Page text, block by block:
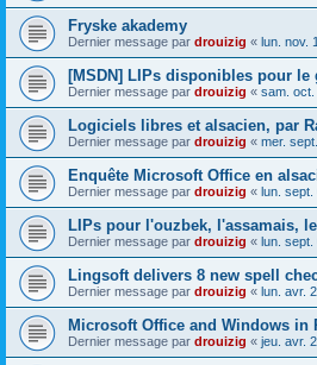
Fryske akademy
Dernier message par drouizig « lun. nov.
[MSDN] LIPs disponibles pour
Dernier message par drouizig « sam. oct.
Logiciels libres et alsacien, par
Dernier message par drouizig « mer.
Enquête Microsoft Office en
Dernier message par drouizig « lun. sept.
LIPs pour l'ouzbek, l'assamais,
Dernier message par drouizig « lun. sept.
Lingsoft delivers 8 new spell
Dernier message par drouizig « lun. avr.
Microsoft Office and Windows in
Dernier message par drouizig « jeu. avr.